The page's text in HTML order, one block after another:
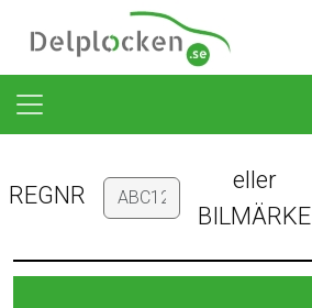
REGNR
eller
BILMÄRKE